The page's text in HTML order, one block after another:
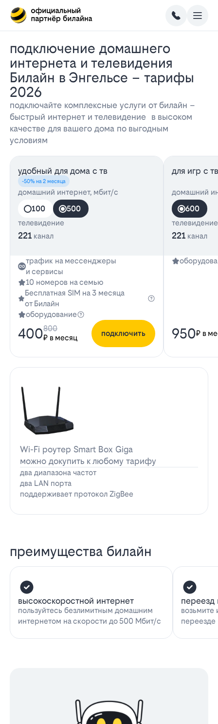
Подключение домашнего
интернета и телевидения
Билайн в Энгельсе – тарифы
2026
подключайте комплексные услуги от билайн –
быстрый интернет и телевидение в высоком
качестве для вашего дома по выгодным
условиям
удобный для дома с тв
-50% на 2 месяца
домашний интернет, мбит/с
100
500
телевидение
221 канал
трафик на мессенджеры
и сервисы
10 номеров на семью
Бесплатная SIM на 3 месяца
от Билайн
оборудование
400₽ в месяц
800
подключить
для игр с тв
домашний
600
телевидение
221 канал
950₽ в
Wi-Fi роутер Smart Box Giga
можно докупить к любому тарифу
два диапазона частот
два LAN порта
поддерживает протокол ZigBee
преимущества билайн
высокоскоростной интернет
пользуйтесь безлимитным домашним
интернетом на скорости до 500 Мбит/с
переезд
возьмите
переезде